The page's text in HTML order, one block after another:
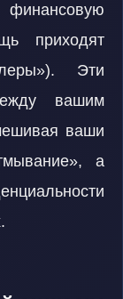
финансовую
приходят
Эти
вашим
ваши
а